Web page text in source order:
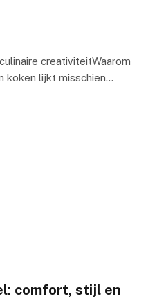
creativiteitWaarom
koken lijkt misschien…
comfort, stijl en